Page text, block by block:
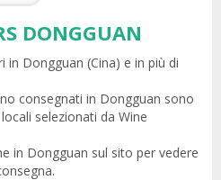
DONGGUAN
in Dongguan (Cina) e in più di
consegnati in Dongguan sono
selezionati da Wine
in Dongguan sul sito per vedere